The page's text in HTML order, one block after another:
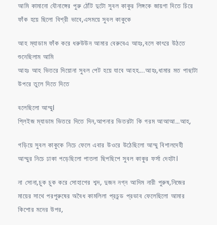
আমি কামানো যৌনাঙ্গের পুরু ঠোঁট দুটো সুবল কাকুর লিঙ্গকে জায়গা দিতে চিরে
ফাঁক হয়ে ছিলো বিশ্রী ভাবে,এসময়ে সুবল কাকুকে
আহ ম্যাডাম ফাঁক করে ধরুউউন আমার বেরুবেএ আহঃ,বলে কাৎরে উঠতে
শুনেছিলাম আমি
আহঃ আহ ভিতরে দিয়োনা সুবল পেট হয়ে যাবে আহহ….আহঃ,ধামার মত পাছাটা
উপরে তুলে দিতে দিতে
বলেছিলো আম্মু।
প্লিইজ ম্যাডাম ভিতরে দিতে দিন,আপনার ভিতরটা কি গরম আআআ…আহ,
গড়িয়ে সুবল কাকুকে নিচে ফেলে এবার উওরে উঠেছিলো আম্মু বিশালদেহী
আম্মুর নিচে ঢাকা পড়েছিলো পাতলা ছিপছিপে সুবল কাকুর ফর্সা দেহটা।
না সোনা,চুক চুক করে সোহাগের শব্দ, দুজন নগ্ন আদিম নারী পুরুষ,নিজের
মায়ের সাথে পরপুরুষের অবৈধ কামলিলা প্রচন্ড প্রভাব ফেলেছিলো আমার
কিশোর মনের উপর,